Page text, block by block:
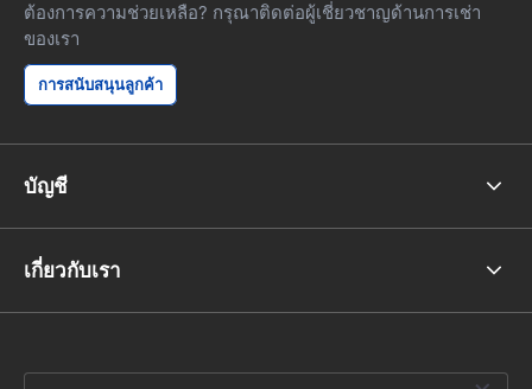
ต้องการความช่วยเหลือ? กรุณาติดต่อผู้เชี่ยวชาญด้านการเช่า
ของเรา
การสนับสนุนลูกค้า
บัญชี
เกี่ยวกับเรา